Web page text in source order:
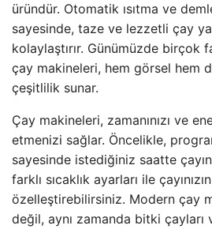
üründür. Otomatik ısıtma ve
sayesinde, taze ve lezzetli çay
kolaylaştırır. Günümüzde birçok
çay makineleri, hem görsel hem
çeşitlilik sunar.
Çay makineleri, zamanınızı ve
etmenizi sağlar. Öncelikle,
sayesinde istediğiniz saatte
farklı sıcaklık ayarları ile
özelleştirebilirsiniz. Modern çay
değil, aynı zamanda bitki çayları